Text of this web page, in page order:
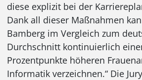
diese explizit bei der
Dank all dieser Maßnahmen
Bamberg im Vergleich zum
Durchschnitt kontinuierlich
Prozentpunkte höheren
Informatik verzeichnen.“ Die